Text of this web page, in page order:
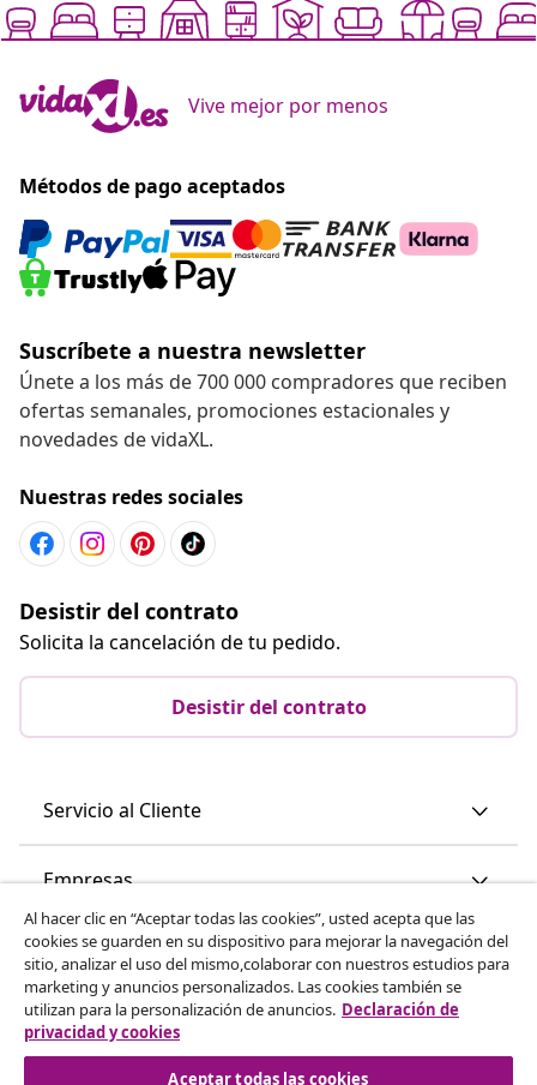
Vive mejor por menos
Métodos de pago aceptados
Suscríbete a nuestra newsletter
Únete a los más de 700 000 compradores que reciben
ofertas semanales, promociones estacionales y
novedades de vidaXL.
Nuestras redes sociales
Desistir del contrato
Solicita la cancelación de tu pedido.
Desistir del contrato
Servicio al Cliente
Empresas
vidaXL
Descubre mas
Al hacer clic en “Aceptar todas las cookies”, usted acepta que las
cookies se guarden en su dispositivo para mejorar la navegación del
sitio, analizar el uso del mismo,colaborar con nuestros estudios para
marketing y anuncios personalizados. Las cookies también se
utilizan para la personalización de anuncios. Declaración de
privacidad y cookies
Aceptar todas las cookies